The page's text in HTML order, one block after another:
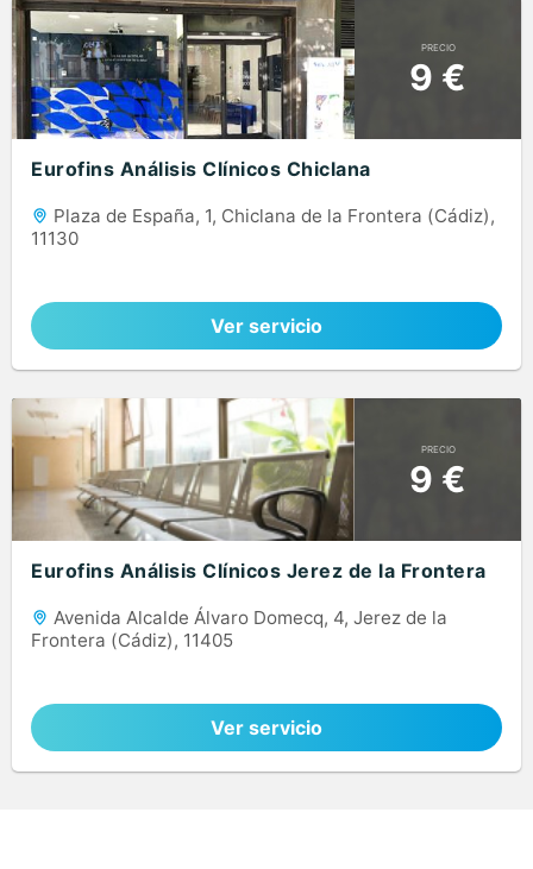
PRECIO
9 €
Eurofins Análisis Clínicos Chiclana
Plaza de España, 1, Chiclana de la Frontera (Cádiz),
11130
Ver servicio
PRECIO
9 €
Eurofins Análisis Clínicos Jerez de la Frontera
Avenida Alcalde Álvaro Domecq, 4, Jerez de la
Frontera (Cádiz), 11405
Ver servicio